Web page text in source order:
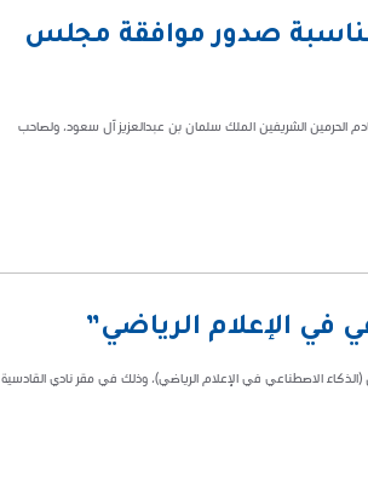
صدور موافقة مجلس
الحرمين الشريفين الملك سلمان بن عبدالعزيز آل سعود، ولصاحب
في الإعلام الرياضي”
الاصطناعي في الإعلام الرياضي)، وذلك في مقر نادي القادسية